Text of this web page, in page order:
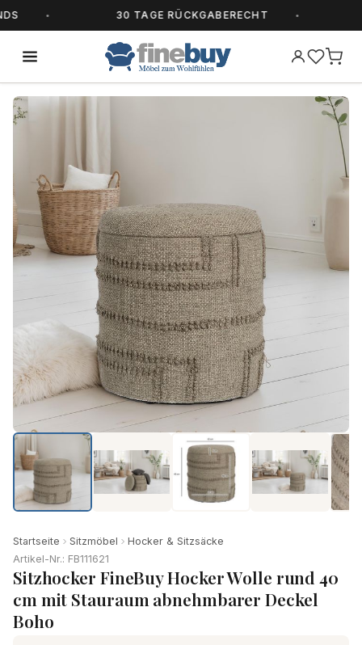
30 TAGE RÜCKGABERECHT
Startseite Sitzmöbel
Hocker & Sitzsäcke
Artikel-Nr.: FB111621
Sitzhocker FineBuy Hocker Wolle rund 40
cm mit Stauraum abnehmbarer Deckel
Boho